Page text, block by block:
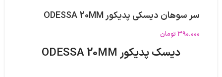
سر سوهان دیسکی پدیکور ODESSA 20MM
۳۹۰.۰۰۰ تومان
دیسک پدیکور ODESSA 20MM